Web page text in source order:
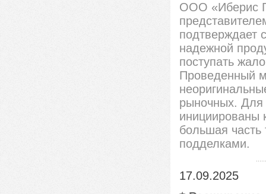
ООО «Иберис
подтверждает
надежной
поступать
Проведенный
рыночных. Для
инициированы
большая часть
подделками.
17.09.2025